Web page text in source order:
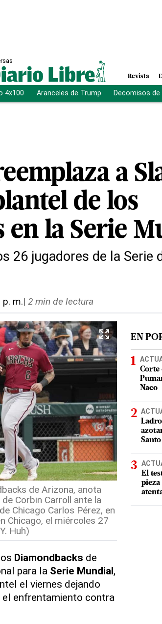
Revista
4x100 Aranceles de Trump Decomisos de
a
de los
en la Serie
26 jugadores de la Serie
m.| 2 min de lectura
de Arizona, anota
Corbin Carroll ante la
Chicago Carlos Pérez, en
Chicago, el miércoles 27
Huh)
Diamondbacks de
para la Serie Mundial,
el viernes dejando
el enfrentamiento contra
EN
Corte
Naco
El
pieza